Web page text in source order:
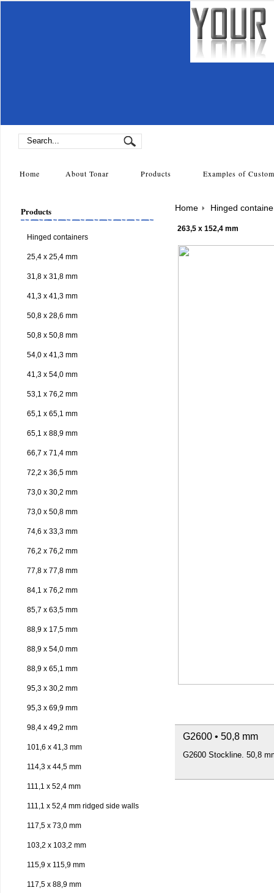
Home About Tonar Products Examples of
Products
Hinged containers
25,4 x 25,4 mm
31,8 x 31,8 mm
41,3 x 41,3 mm
50,8 x 28,6 mm
50,8 x 50,8 mm
54,0 x 41,3 mm
41,3 x 54,0 mm
53,1 x 76,2 mm
65,1 x 65,1 mm
65,1 x 88,9 mm
66,7 x 71,4 mm
72,2 x 36,5 mm
73,0 x 30,2 mm
73,0 x 50,8 mm
74,6 x 33,3 mm
76,2 x 76,2 mm
77,8 x 77,8 mm
84,1 x 76,2 mm
85,7 x 63,5 mm
88,9 x 17,5 mm
88,9 x 54,0 mm
88,9 x 65,1 mm
95,3 x 30,2 mm
95,3 x 69,9 mm
98,4 x 49,2 mm
101,6 x 41,3 mm
114,3 x 44,5 mm
111,1 x 52,4 mm
111,1 x 52,4 mm ridged side walls
117,5 x 73,0 mm
103,2 x 103,2 mm
115,9 x 115,9 mm
117,5 x 88,9 mm
Home Hinged
263,5 x 152,4 mm
G2600 • 50,8 mm
G2600 Stockline. 50,8